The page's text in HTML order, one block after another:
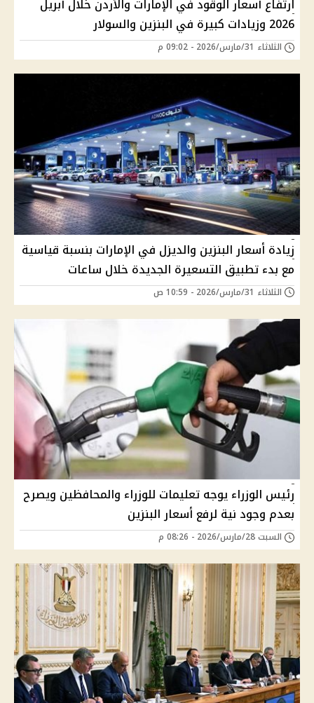
ارتفاع أسعار الوقود في الإمارات والأردن خلال أبريل
2026 وزيادات كبيرة في البنزين والسولار
الثلاثاء 31/مارس/2026 - 09:02 م
زيادة أسعار البنزين والديزل في الإمارات بنسبة قياسية
مع بدء تطبيق التسعيرة الجديدة خلال ساعات
الثلاثاء 31/مارس/2026 - 10:59 ص
رئيس الوزراء يوجه تعليمات للوزراء والمحافظين ويصرح
بعدم وجود نية لرفع أسعار البنزين
السبت 28/مارس/2026 - 08:26 م